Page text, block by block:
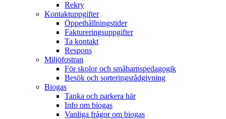
Rekry
Kontaktuppgifter
Öppethållningstider
Faktureringsuppgifter
Ta kontakt
Respons
Miljöfostran
För skolor och småbarnspedagogik
Besök och sorteringsrådgivning
Biogas
Tanka och parkera här
Info om biogas
Vanliga frågor om biogas